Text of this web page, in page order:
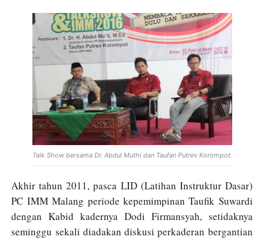
Talk Show bersama Dr. Abdul Muthi dan Taufan Putrev Korompot.
Akhir tahun 2011, pasca LID (Latihan Instruktur Dasar)
PC IMM Malang periode kepemimpinan Taufik Suwardi
dengan Kabid kadernya Dodi Firmansyah, setidaknya
seminggu sekali diadakan diskusi perkaderan bergantian